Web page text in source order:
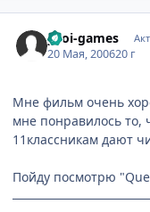
yaoi-games
20 Мая, 200620 г
Мне фильм очень
мне понравилось то,
11классникам дают
Пойду посмотрю